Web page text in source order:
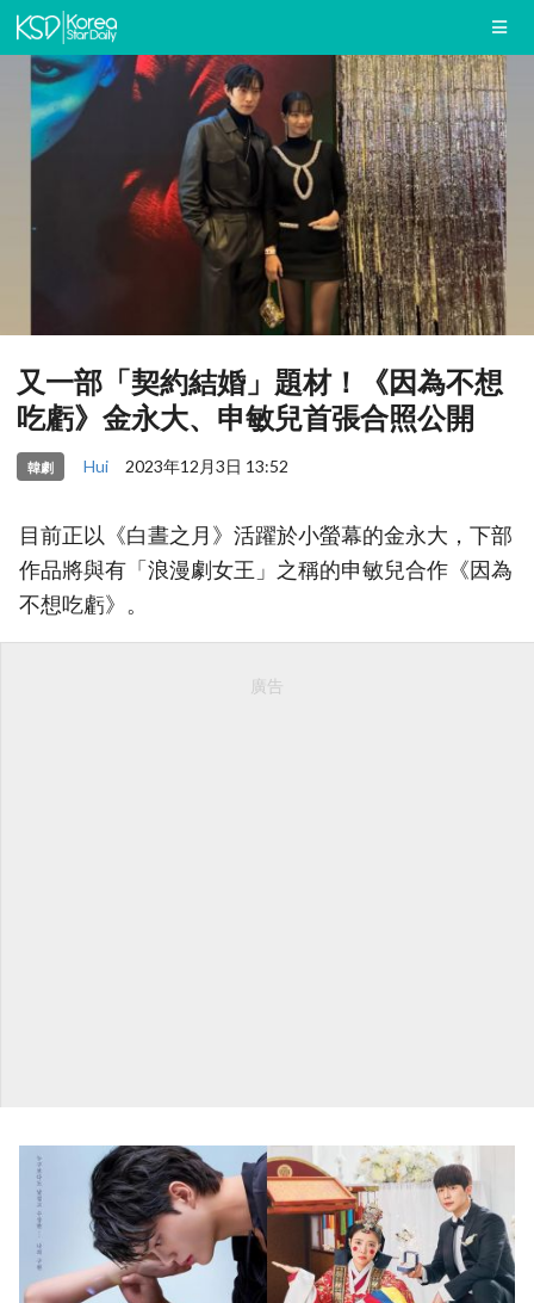
又一部「契約結婚」題材！《因為不想
吃虧》金永大、申敏兒首張合照公開
韓劇 Hui 2023年12月3日 13:52
目前正以《白晝之月》活躍於小螢幕的金永大，下部
作品將與有「浪漫劇女王」之稱的申敏兒合作《因為
不想吃虧》。
廣告